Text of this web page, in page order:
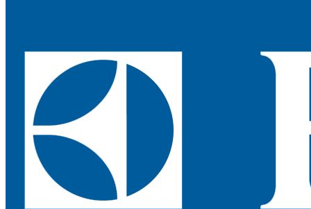
Уборочная техника
Подметальные машины
Пылесосы для опасной пыли
Пылесосы для сухой и влажной уборки
Пылесосы для сухой уборки
Уборочный инвентарь
Ведра на колесах
Коврики влаговпитывающие
Коврики влаговпитывающие 1,2 м х 1,8 м
Коврики влаговпитывающие 1,2 м х 10 м
Коврики влаговпитывающие 1,2 м х 15 м
Коврики влаговпитывающие 1,2 м х 2,5 м
Коврики влаговпитывающие 80 см х 120 см